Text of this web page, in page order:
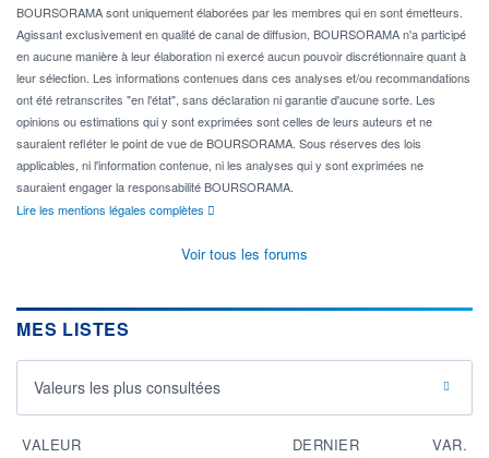
BOURSORAMA sont uniquement élaborées par les membres qui en sont émetteurs.
Agissant exclusivement en qualité de canal de diffusion, BOURSORAMA n'a participé
en aucune manière à leur élaboration ni exercé aucun pouvoir discrétionnaire quant à
leur sélection. Les informations contenues dans ces analyses et/ou recommandations
ont été retranscrites "en l'état", sans déclaration ni garantie d'aucune sorte. Les
opinions ou estimations qui y sont exprimées sont celles de leurs auteurs et ne
sauraient refléter le point de vue de BOURSORAMA. Sous réserves des lois
applicables, ni l'information contenue, ni les analyses qui y sont exprimées ne
sauraient engager la responsabilité BOURSORAMA.
Lire les mentions légales complètes
Voir tous les forums
MES LISTES
Valeurs les plus consultées
VALEUR DERNIER VAR.